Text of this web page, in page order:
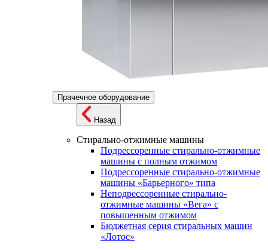
Прачечное оборудование
Назад
Стирально-отжимные машины
Подрессоренные стирально-отжимные
машины с полным отжимом
Подрессоренные стирально-отжимные
машины «Барьерного» типа
Неподрессоренные стирально-
отжимные машины «Вега» с
повышенным отжимом
Бюджетная серия стиральных машин
«Лотос»